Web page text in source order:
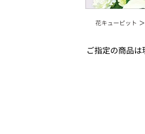
花キューピット
ご指定の商品は